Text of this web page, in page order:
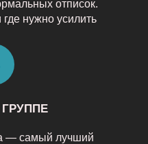
— самый лучший
отписок.
нужно усилить